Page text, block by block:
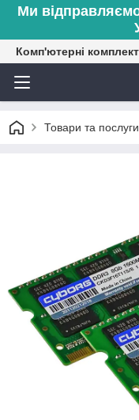
Ми
Комп'ютерні
Товари та послуги